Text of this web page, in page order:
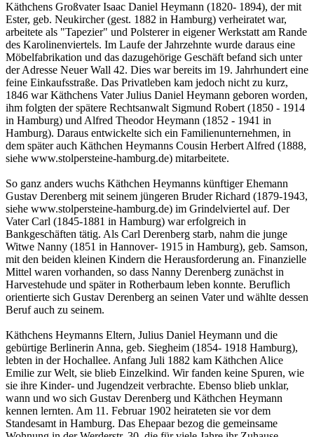
Käthchens Großvater Isaac Daniel Heymann (1820- 1894), der mit
Ester, geb. Neukircher (gest. 1882 in Hamburg) verheiratet war,
arbeitete als "Tapezier" und Polsterer in eigener Werkstatt am Rande
des Karolinenviertels. Im Laufe der Jahrzehnte wurde daraus eine
Möbelfabrikation und das dazugehörige Geschäft befand sich unter
der Adresse Neuer Wall 42. Dies war bereits im 19. Jahrhundert eine
feine Einkaufsstraße. Das Privatleben kam jedoch nicht zu kurz,
1846 war Käthchens Vater Julius Daniel Heymann geboren worden,
ihm folgten der spätere Rechtsanwalt Sigmund Robert (1850 - 1914
in Hamburg) und Alfred Theodor Heymann (1852 - 1941 in
Hamburg). Daraus entwickelte sich ein Familienunternehmen, in
dem später auch Käthchen Heymanns Cousin Herbert Alfred (1888,
siehe www.stolpersteine-hamburg.de) mitarbeitete.
So ganz anders wuchs Käthchen Heymanns künftiger Ehemann
Gustav Derenberg mit seinem jüngeren Bruder Richard (1879-1943,
siehe www.stolpersteine-hamburg.de) im Grindelviertel auf. Der
Vater Carl (1845-1881 in Hamburg) war erfolgreich in
Bankgeschäften tätig. Als Carl Derenberg starb, nahm die junge
Witwe Nanny (1851 in Hannover- 1915 in Hamburg), geb. Samson,
mit den beiden kleinen Kindern die Herausforderung an. Finanzielle
Mittel waren vorhanden, so dass Nanny Derenberg zunächst in
Harvestehude und später in Rotherbaum leben konnte. Beruflich
orientierte sich Gustav Derenberg an seinen Vater und wählte dessen
Beruf auch zu seinem.
Käthchens Heymanns Eltern, Julius Daniel Heymann und die
gebürtige Berlinerin Anna, geb. Siegheim (1854- 1918 Hamburg),
lebten in der Hochallee. Anfang Juli 1882 kam Käthchen Alice
Emilie zur Welt, sie blieb Einzelkind. Wir fanden keine Spuren, wie
sie ihre Kinder- und Jugendzeit verbrachte. Ebenso blieb unklar,
wann und wo sich Gustav Derenberg und Käthchen Heymann
kennen lernten. Am 11. Februar 1902 heirateten sie vor dem
Standesamt in Hamburg. Das Ehepaar bezog die gemeinsame